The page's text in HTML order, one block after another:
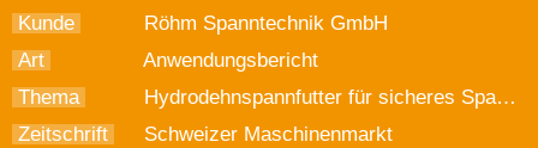
Kunde
Röhm Spanntechnik GmbH
Art
Anwendungsbericht
Thema
Hydrodehnspannfutter für sicheres Spannen
Zeitschrift
Schweizer Maschinenmarkt